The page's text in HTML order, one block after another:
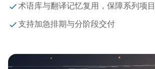
术语库与翻译记忆复用，保障系列项
支持加急排期与分阶段交付